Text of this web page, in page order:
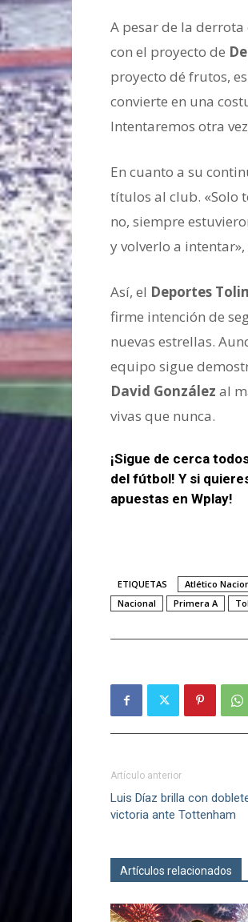
A pesar de la derrota
con el proyecto de
proyecto dé frutos,
convierte en una
Intentaremos otra
En cuanto a su
títulos al club. «Solo
no, siempre
y volverlo a
Así, el Deportes
firme intención de
nuevas estrellas.
equipo sigue
David González al
vivas que nunca.
¡Sigue de cerca
del fútbol! Y si
apuestas en Wplay!
ETIQUETAS Atlético
Nacional
Primera A
Artículo anterior
Luis Díaz brilla con
victoria ante Tottenham
Artículos relacionados